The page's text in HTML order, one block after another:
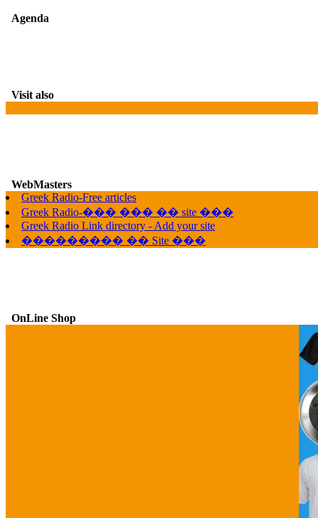
Agenda
Visit also
WebMasters
Greek Radio-Free articles
Greek Radio-��� ��� �� site ���
Greek Radio Link directory - Add your site
��������� �� Site ���
OnLine Shop